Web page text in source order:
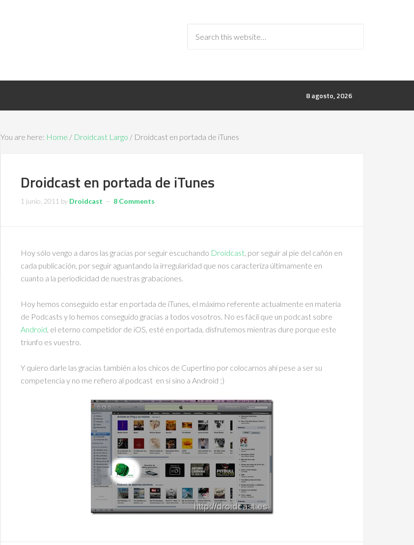
8 agosto, 2026
You are here: Home / Droidcast Largo / Droidcast en portada de iTunes
Droidcast en portada de iTunes
1 junio, 2011 by Droidcast 8 Comments
Hoy sólo vengo a daros las gracias por seguir escuchando Droidcast, por seguir al pie del cañón en
cada publicación, por seguir aguantando la irregularidad que nos caracteriza últimamente en
cuanto a la periodicidad de nuestras grabaciones.
Hoy hemos conseguido estar en portada de iTunes, el máximo referente actualmente en materia
de Podcasts y lo hemos conseguido gracias a todos vosotros. No es fácil que un podcast sobre
Android, el eterno competidor de iOS, esté en portada, disfrutemos mientras dure porque este
triunfo es vuestro.
Y quiero darle las gracias también a los chicos de Cupertino por colocarnos ahí pese a ser su
competencia y no me refiero al podcast en si sino a Android ;)